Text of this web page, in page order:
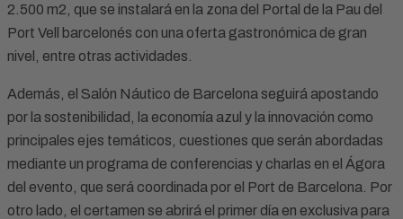
2.500 m2, que se instalará en la zona del Portal de la Pau del
Port Vell barcelonés con una oferta gastronómica de gran
nivel, entre otras actividades.
Además, el Salón Náutico de Barcelona seguirá apostando
por la sostenibilidad, la economía azul y la innovación como
principales ejes temáticos, cuestiones que serán abordadas
mediante un programa de conferencias y charlas en el Ágora
del evento, que será coordinada por el Port de Barcelona. Por
otro lado, el certamen se abrirá el primer día en exclusiva para